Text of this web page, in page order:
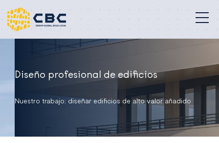
Diseño profesional de edificios
Nuestro trabajo: diseñar edificios de alto valor añadido
Edificios profesionales
Nuestra misión
Compromisos
Proyectos